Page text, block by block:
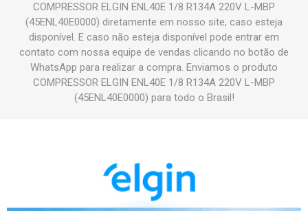
COMPRESSOR ELGIN ENL40E 1/8 R134A 220V L-MBP
(45ENL40E0000) diretamente em nosso site, caso esteja
disponível. E caso não esteja disponível pode entrar em
contato com nossa equipe de vendas clicando no botão de
WhatsApp para realizar a compra. Enviamos o produto
COMPRESSOR ELGIN ENL40E 1/8 R134A 220V L-MBP
(45ENL40E0000) para todo o Brasil!